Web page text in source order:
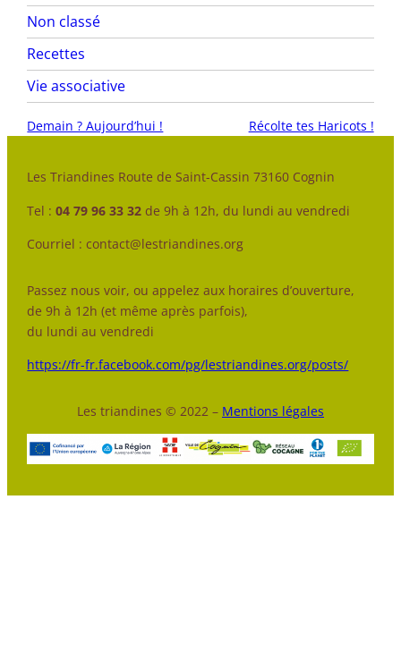
Non classé
Recettes
Vie associative
Demain ? Aujourd’hui ! Récolte tes Haricots !
Les Triandines Route de Saint-Cassin 73160 Cognin
Tel :04 79 96 33 32 de 9h à 12h, du lundi au vendredi
Courriel : contact@lestriandines.org
Passez nous voir, ou appelez aux horaires d’ouverture,
de 9h à 12h (et même après parfois),
du lundi au vendredi
https://fr-fr.facebook.com/pg/lestriandines.org/posts/
Les triandines © 2022 – Mentions légales